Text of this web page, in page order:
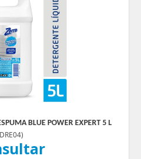
BLUE POWER EXPERT 5 L
DRE04)